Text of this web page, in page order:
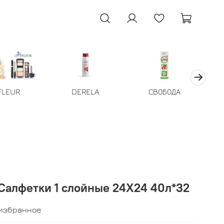
DERELA СВОБОДА
1 слойные 24Х24 40л*32